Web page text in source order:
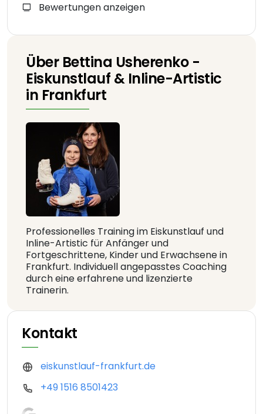
Bewertungen anzeigen
Über Bettina Usherenko -
Eiskunstlauf & Inline-Artistic
in Frankfurt
Professionelles Training im Eiskunstlauf und
Inline-Artistic für Anfänger und
Fortgeschrittene, Kinder und Erwachsene in
Frankfurt. Individuell angepasstes Coaching
durch eine erfahrene und lizenzierte
Trainerin.
Kontakt
eiskunstlauf-frankfurt.de
+49 1516 8501423